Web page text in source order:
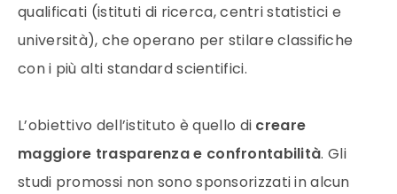
qualificati (istituti di ricerca, centri statistici e
università), che operano per stilare classifiche
con i più alti standard scientifici.
L’obiettivo dell’istituto è quello di creare
maggiore trasparenza e confrontabilità. Gli
studi promossi non sono sponsorizzati in alcun